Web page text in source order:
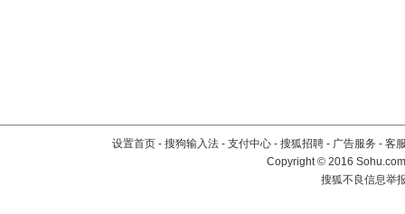
设置首页 - 搜狗输入法 - 支付中心 - 搜狐招聘 - 广告服务 - 客
Copyright©2016
搜狐不良信息举